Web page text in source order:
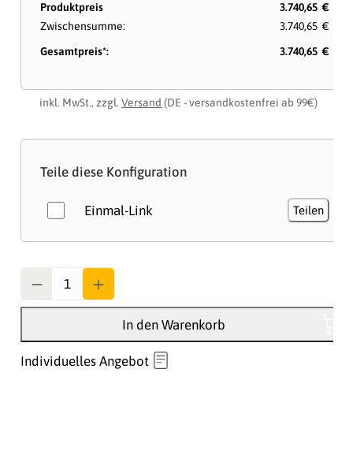
Produktpreis
3.740,65 €
Zwischensumme:
3.740,65 €
Gesamtpreis*:
3.740,65 €
inkl. MwSt., zzgl.Versand (DE - versandkostenfrei ab 99€)
Teile diese Konfiguration
Einmal-Link Teilen
In den Warenkorb
Individuelles Angebot